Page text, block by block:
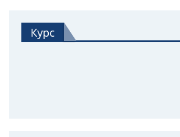
Курс